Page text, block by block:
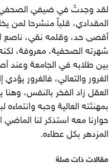
لقد وجدتً في ضيفي
المقدادي، قلباً منشرحا لمن
أقصى حد، وقلمه نقي، ناصع
شهرته الصحفية، معروفة،
بين طلابه في الجامعة وعند
الغرور والتعالي، فالغرور
العقل زاد الفخر بالنفس،
بمهنئته العالية وحبه
حوارنا معه استذكر لنا
المزدهر بكل عطاءه.
مقالات ذات صلة